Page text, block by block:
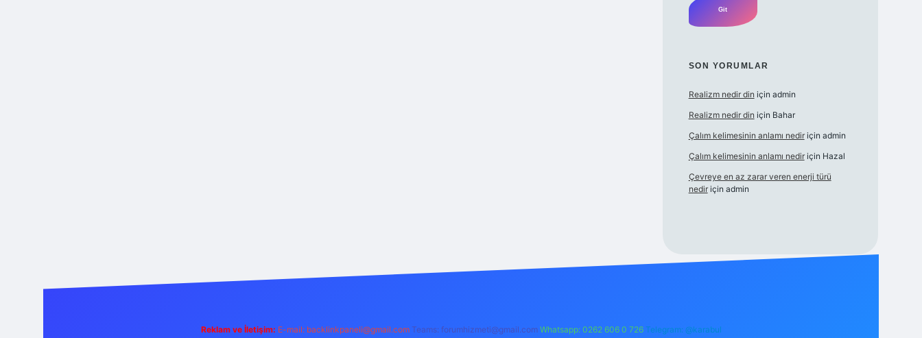
SON YORUMLAR
Realizm nedir din için admin
Realizm nedir din için Bahar
Çalım kelimesinin anlamı nediriçin admin
Çalım kelimesinin anlamı nediriçin Hazal
Çevreye en az zarar veren enerji türü
nediriçin admin
Reklam ve İletişim: E-mail: backlinkpaneli@gmail.com Teams: forumhizmeti@gmail.com Whatsapp: 0262 606 0 726 Telegram: @karabul